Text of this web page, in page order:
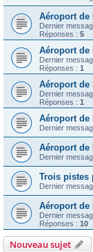
Aéroport de
Dernier
Réponses : 5
Aéroport de
Dernier
Réponses : 1
Aéroport de
Dernier
Réponses : 1
Aéroport de
Dernier
Aéroport de
Dernier
Trois pistes
Dernier
Aéroport de
Dernier
Réponses : 10
Nouveau sujet